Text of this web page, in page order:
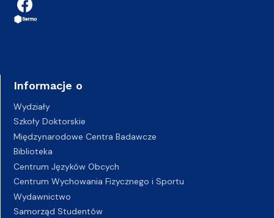
Informacje o
Wydziały
Szkoły Doktorskie
Międzynarodowe Centra Badawcze
Biblioteka
Centrum Języków Obcych
Centrum Wychowania Fizycznego i Sportu
Wydawnictwo
Samorząd Studentów